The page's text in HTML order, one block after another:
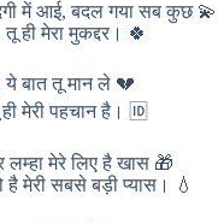
में आई, बदल गया सब कुछ 💫
ही मेरा मुकद्दर। 🍀
ये बात तू मान ले 💔
मेरी पहचान है। 🆔
लम्हा मेरे लिए है खास 🎁
है मेरी सबसे बड़ी प्यास। 💧